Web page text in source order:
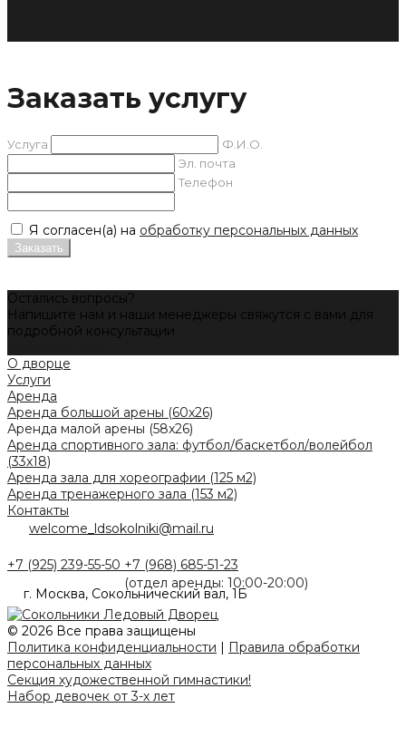
Заказать услугу
Услуга
Ф.И.О.
Эл. почта
Телефон
Я согласен(а) на обработку персональных данных
Заказать
Остались вопросы?
Напишите нам и наши менеджеры свяжутся с вами для
подробной консультации
О дворце
Услуги
Аренда
Аренда большой арены (60x26)
Аренда малой арены (58x26)
Аренда спортивного зала: футбол/баскетбол/волейбол
(33x18)
Аренда зала для хореографии (125 м2)
Аренда тренажерного зала (153 м2)
Контакты
welcome_ldsokolniki@mail.ru
+7 (925) 239-55-50 +7 (968) 685-51-23
(отдел аренды: 10:00-20:00)
г. Москва, Сокольнический вал, 1Б
© 2026 Все права защищены
Политика конфиденциальности | Правила обработки
персональных данных
Секция художественной гимнастики!
Набор девочек от 3-х лет